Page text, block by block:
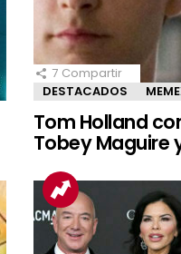
7 Compartir
DESTACADOS
Tom Holland
Tobey Maguire